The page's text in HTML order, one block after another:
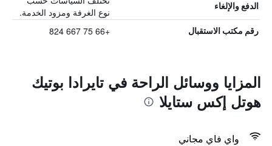
الدفع والإلغاء
نوع الغرفة ومزود الخدمة.
رقم مكتب الاستقبال +66 75 667 824
المزايا ووسائل الراحة في تايرادا بوتيك
هوتل إكس ستايلا
واي فاي مجاني